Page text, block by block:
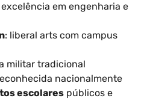
excelência em engenharia e
: liberal arts com campus
militar tradicional
nacionalmente
escolares públicos e